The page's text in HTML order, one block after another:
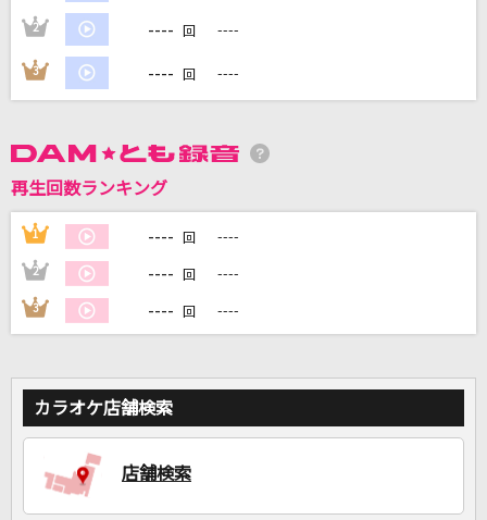
カラオケ最新情報をチェック！
2 ---- 回 ----
3 ---- 回 ----
再生回数ランキング
1 ---- 回 ----
2 ---- 回 ----
3 ---- 回 ----
カラオケ店舗検索
店舗検索